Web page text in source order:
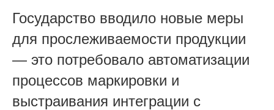
Государство вводило новые меры
для прослеживаемости продукции
— это потребовало автоматизации
процессов маркировки и
выстраивания интеграции с